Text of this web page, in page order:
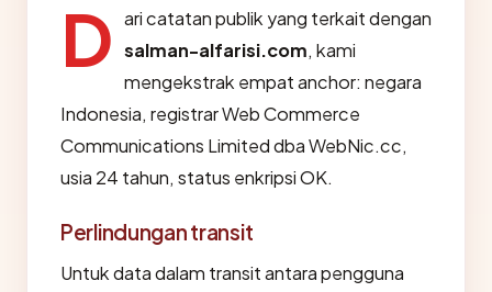
D ari catatan publik yang terkait dengan
salman-alfarisi.com, kami
mengekstrak empat anchor: negara
Indonesia, registrar Web Commerce
Communications Limited dba WebNic.cc,
usia 24 tahun, status enkripsi OK.
Perlindungan transit
Untuk data dalam transit antara pengguna